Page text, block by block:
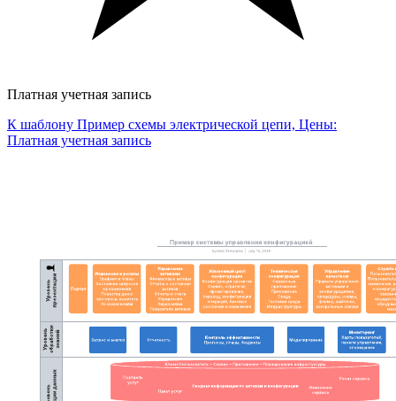
Платная учетная запись
К шаблону Пример схемы электрической цепи, Цены:
Платная учетная запись